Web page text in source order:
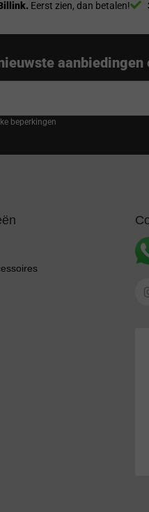
Eerst zien, dan betalen!
aanbiedingen
beperkingen